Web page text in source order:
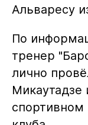
Альваресу
По
тренер
лично
Микаутадзе
спортивном